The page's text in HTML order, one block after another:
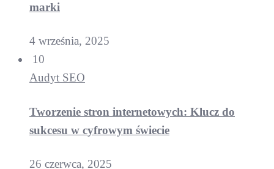
marki
4 września, 2025
10
Audyt SEO
Tworzenie stron internetowych: Klucz do
sukcesu w cyfrowym świecie
26 czerwca, 2025